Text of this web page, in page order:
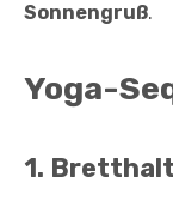
Sonnengruß.
Yoga-
1.